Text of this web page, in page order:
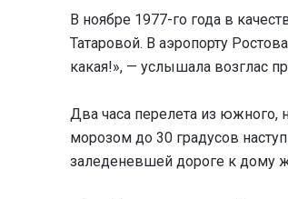
В ноябре 1977-го года в
Татаровой. В аэропорту
какая!», — услышала возглас
Два часа перелета из южного,
морозом до 30 градусов
заледеневшей дороге к дому